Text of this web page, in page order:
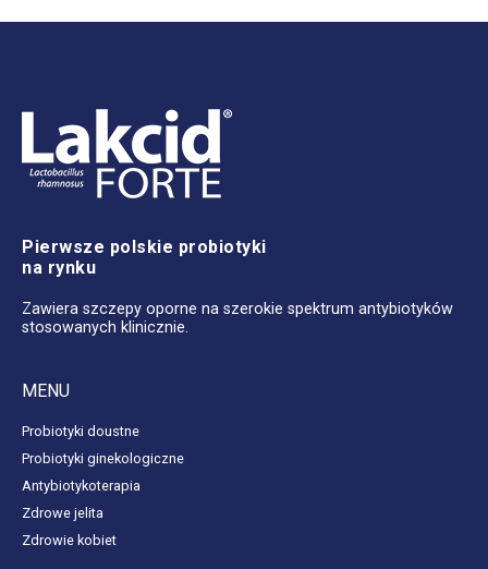
Pierwsze polskie probiotyki
na rynku
Zawiera szczepy oporne na szerokie spektrum antybiotyków
stosowanych klinicznie.
MENU
Probiotyki doustne
Probiotyki ginekologiczne
Antybiotykoterapia
Zdrowe jelita
Zdrowie kobiet